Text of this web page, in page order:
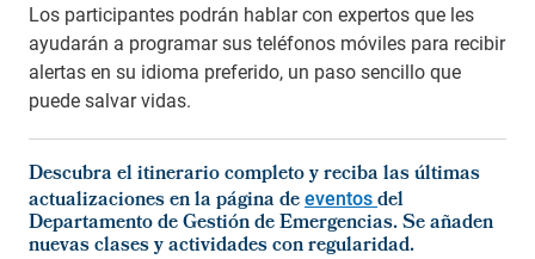
Los participantes podrán hablar con expertos que les
ayudarán a programar sus teléfonos móviles para recibir
alertas en su idioma preferido, un paso sencillo que
puede salvar vidas.
Descubra el itinerario completo y reciba las últimas
actualizaciones en la página deeventosdel
Departamento de Gestión de Emergencias. Se añaden
nuevas clases y actividades con regularidad.